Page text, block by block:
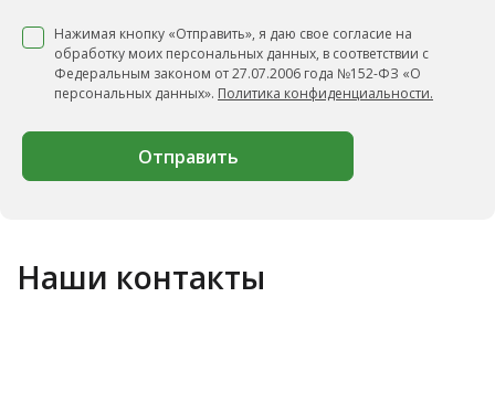
Нажимая кнопку «Отправить», я даю свое согласие на
обработку моих персональных данных, в соответствии с
Федеральным законом от 27.07.2006 года №152-ФЗ «О
персональных данных». Политика конфиденциальности.
Отправить
Наши контакты